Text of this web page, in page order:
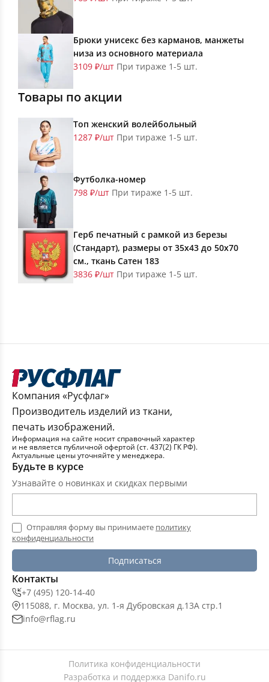
Брюки унисекс без карманов, манжеты
низа из основного материала
3109 ₽/шт При тираже 1-5 шт.
Товары по акции
Топ женский волейбольный
1287 ₽/шт При тираже 1-5 шт.
Футболка-номер
798 ₽/шт При тираже 1-5 шт.
Герб печатный с рамкой из березы
(Стандарт), размеры от 35х43 до 50х70
см., ткань Сатен 183
3836 ₽/шт При тираже 1-5 шт.
Компания «Русфлаг»
Производитель изделий из ткани,
печать изображений.
Информация на сайте носит справочный характер
и не является публичной офертой (ст. 437(2) ГК РФ).
Актуальные цены уточняйте у менеджера.
Будьте в курсе
Узнавайте о новинках и скидках первыми
Отправляя форму вы принимаете политику
конфиденциальности
Подписаться
Контакты
+7 (495) 120-14-40
115088, г. Москва, ул. 1-я Дубровская д.13А стр.1
info@rflag.ru
Политика конфиденциальности
Разработка и поддержка Danifo.ru